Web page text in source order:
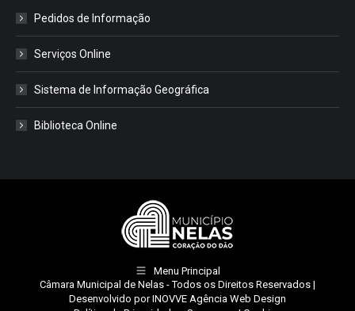
Pedidos de Informação
Serviços Online
Sistema de Informação Geográfica
Biblioteca Online
Menu Principal
Câmara Municipal de Nelas - Todos os Direitos Reservados |
Desenvolvido porINOVVE Agência Web Design